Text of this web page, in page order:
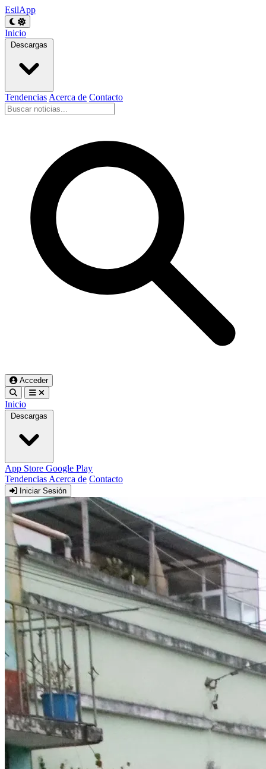
EsilApp
Inicio
Descargas
Tendencias Acerca de Contacto
Acceder
Inicio
Descargas
App Store Google Play
Tendencias Acerca de Contacto
Iniciar Sesión